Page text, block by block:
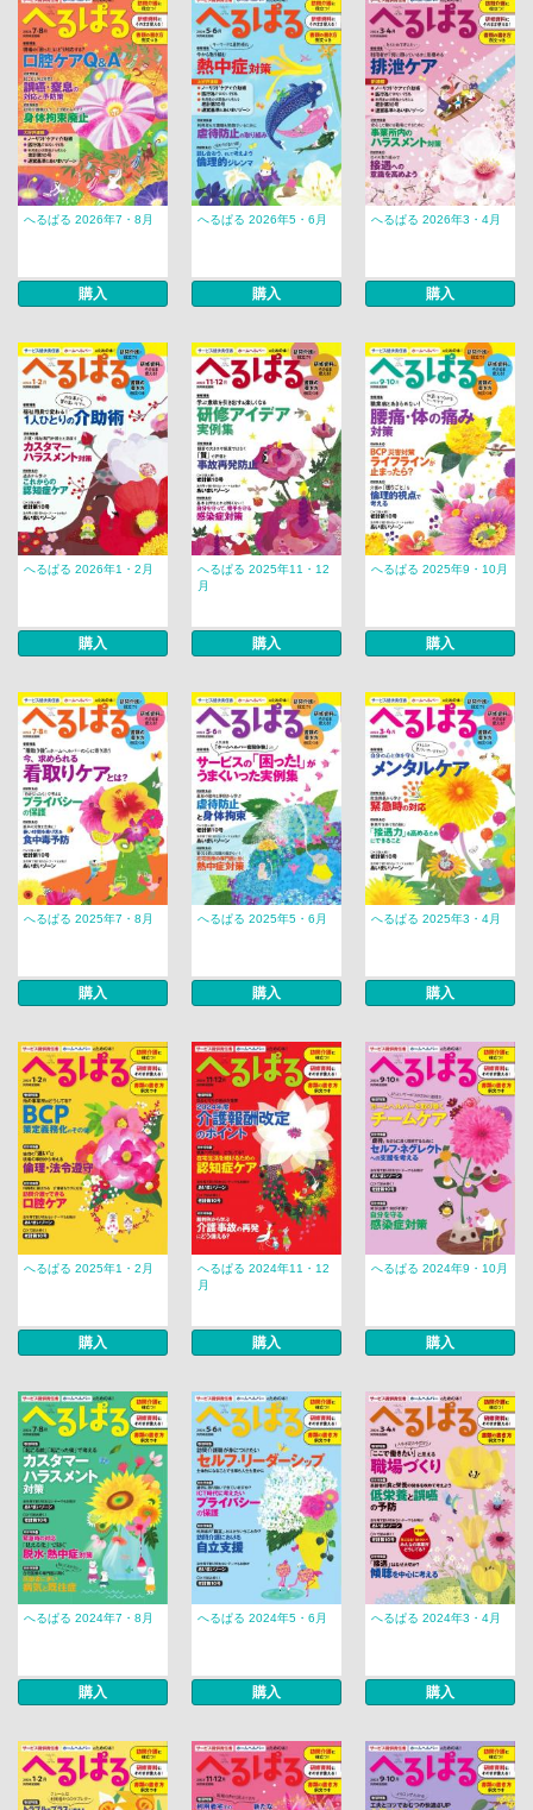
へるぱる 2026年7・8月
購入
へるぱる 2026年5・6月
購入
へるぱる 2026年3・4月
購入
へるぱる 2026年1・2月
購入
へるぱる 2025年11・12
月
購入
へるぱる 2025年9・10月
購入
へるぱる 2025年7・8月
購入
へるぱる 2025年5・6月
購入
へるぱる 2025年3・4月
購入
へるぱる 2025年1・2月
購入
へるぱる 2024年11・12
月
購入
へるぱる 2024年9・10月
購入
へるぱる 2024年7・8月
購入
へるぱる 2024年5・6月
購入
へるぱる 2024年3・4月
購入